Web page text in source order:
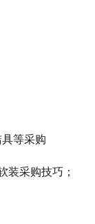
等采购
采购技巧；